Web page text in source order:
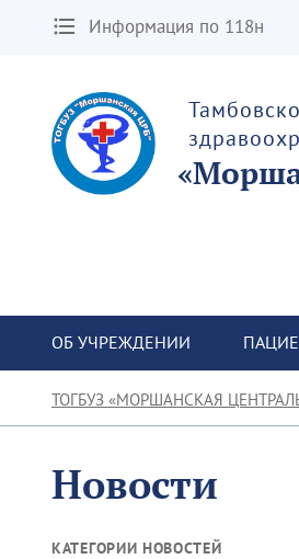
Информация по 118н
ОБ УЧРЕЖДЕНИИ
ТОГБУЗ «МОРШАНСКАЯ
Новости
КАТЕГОРИИ НОВОСТЕЙ